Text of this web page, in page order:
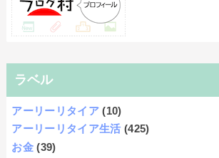
ラベル
アーリーリタイア (10)
アーリーリタイア生活 (425)
お金 (39)